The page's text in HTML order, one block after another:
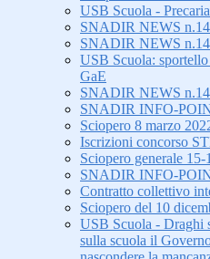
USB Scuola -
SNADIR NEWS
SNADIR NEWS
USB Scuola:
GaE
SNADIR NEWS
SNADIR INFO-
Sciopero 8 marzo
Iscrizioni concorso
Sciopero generale
SNADIR INFO-
Contratto collettivo
Sciopero del 10
USB Scuola - Draghi
sulla scuola il